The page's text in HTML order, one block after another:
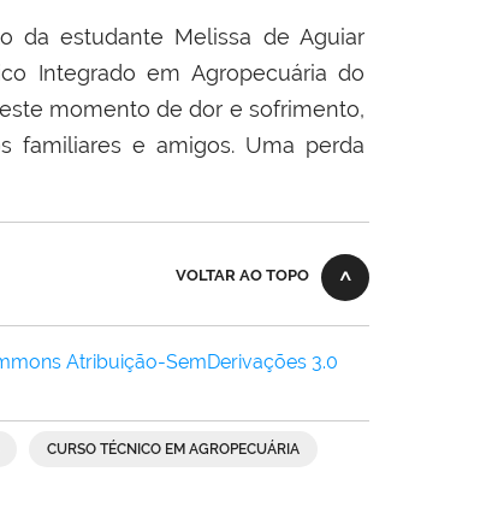
da estudante Melissa de Aguiar
Integrado em Agropecuária do
momento de dor e sofrimento,
familiares e amigos. Uma perda
VOLTAR AO TOPO
Atribuição-SemDerivações 3.0
CURSO TÉCNICO EM AGROPECUÁRIA